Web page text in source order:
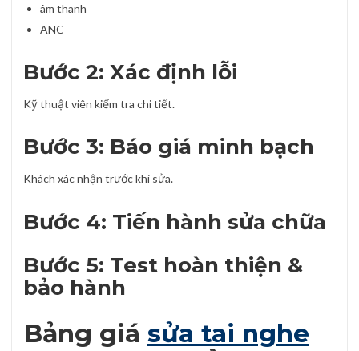
âm thanh
ANC
Bước 2: Xác định lỗi
Kỹ thuật viên kiểm tra chi tiết.
Bước 3: Báo giá minh bạch
Khách xác nhận trước khi sửa.
Bước 4: Tiến hành sửa chữa
Bước 5: Test hoàn thiện &
bảo hành
Bảng giá sửa tai nghe